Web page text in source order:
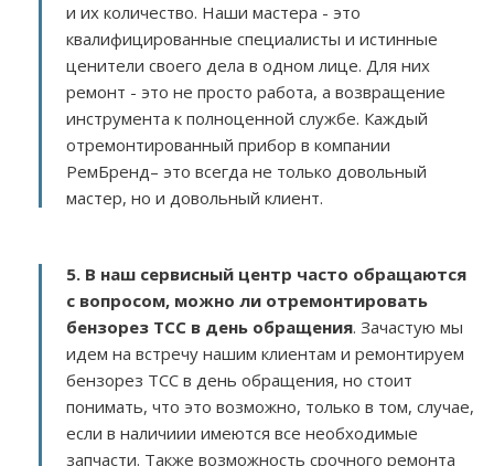
и их количество. Наши мастера - это
квалифицированные специалисты и истинные
ценители своего дела в одном лице. Для них
ремонт - это не просто работа, а возвращение
инструмента к полноценной службе. Каждый
отремонтированный прибор в компании
РемБренд– это всегда не только довольный
мастер, но и довольный клиент.
5. В наш сервисный центр часто обращаются
с вопросом, можно ли отремонтировать
бензорез TCC в день обращения. Зачастую мы
идем на встречу нашим клиентам и ремонтируем
бензорез TCC в день обращения, но стоит
понимать, что это возможно, только в том, случае,
если в наличиии имеются все необходимые
запчасти. Также возможность срочного ремонта